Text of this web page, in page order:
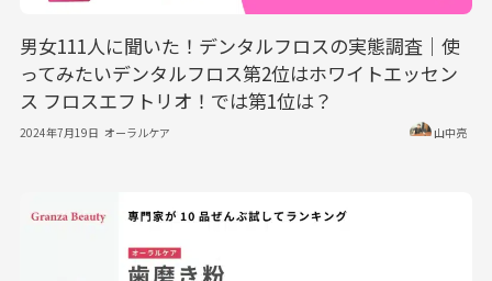
男女111人に聞いた！デンタルフロスの実態調査｜使
ってみたいデンタルフロス第2位はホワイトエッセン
ス フロスエフトリオ！では第1位は？
2024年7月19日 オーラルケア 山中亮